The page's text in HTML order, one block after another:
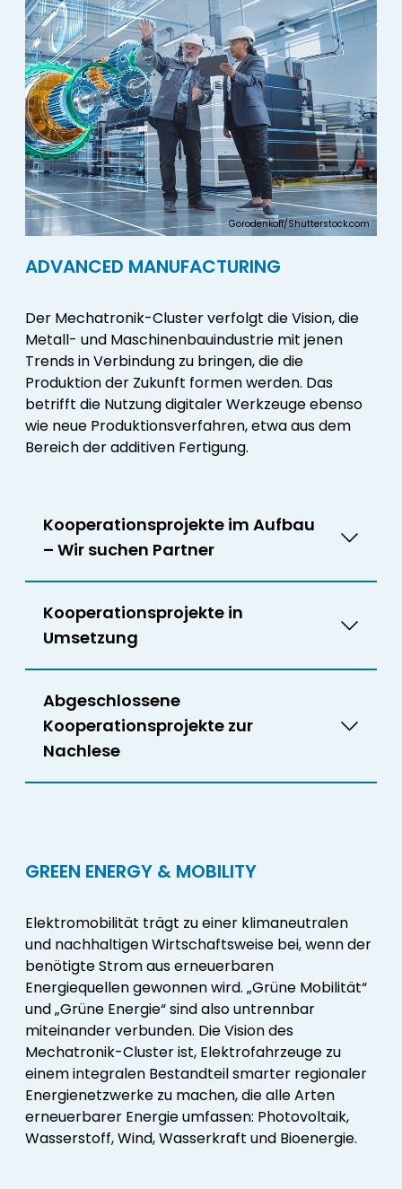
Gorodenkoff/Shutterstock.com
ADVANCED MANUFACTURING
Der Mechatronik-Cluster verfolgt die Vision, die
Metall- und Maschinenbauindustrie mit jenen
Trends in Verbindung zu bringen, die die
Produktion der Zukunft formen werden. Das
betrifft die Nutzung digitaler Werkzeuge ebenso
wie neue Produktionsverfahren, etwa aus dem
Bereich der additiven Fertigung.
Kooperationsprojekte im Aufbau
– Wir suchen Partner
Kooperationsprojekte in
Umsetzung
Abgeschlossene
Kooperationsprojekte zur
Nachlese
GREEN ENERGY & MOBILITY
Elektromobilität trägt zu einer klimaneutralen
und nachhaltigen Wirtschaftsweise bei, wenn der
benötigte Strom aus erneuerbaren
Energiequellen gewonnen wird. „Grüne Mobilität“
und „Grüne Energie“ sind also untrennbar
miteinander verbunden. Die Vision des
Mechatronik-Cluster ist, Elektrofahrzeuge zu
einem integralen Bestandteil smarter regionaler
Energienetzwerke zu machen, die alle Arten
erneuerbarer Energie umfassen: Photovoltaik,
Wasserstoff, Wind, Wasserkraft und Bioenergie.